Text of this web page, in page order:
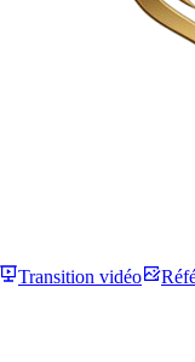
Transition vidéo